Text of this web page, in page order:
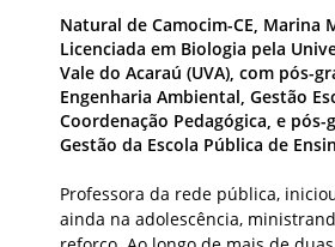
Natural de Camocim-CE, Marina
Licenciada em Biologia pela
Vale do Acaraú (UVA), com pós-
Engenharia Ambiental, Gestão
Coordenação Pedagógica, e pós-
Gestão da Escola Pública de
Professora da rede pública,
ainda na adolescência,